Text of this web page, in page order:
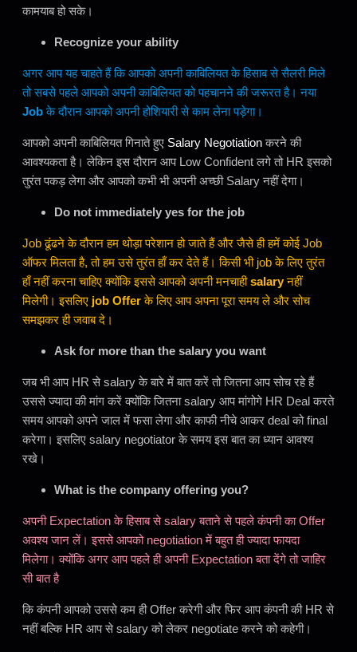
कामयाब हो सके।
Recognize your ability
अगर आप यह चाहते हैं कि आपको अपनी काबिलियत के हिसाब से सैलरी मिले
तो सबसे पहले आपको अपनी काबिलियत को पहचानने की जरूरत है। नया
Jobके दौरान आपको अपनी होशियारी से काम लेना पड़ेगा।
आपको अपनी काबिलियत गिनाते हुए Salary Negotiationकरने की
आवश्यकता है। लेकिन इस दौरान आप Low Confident लगे तो HR इसको
तुरंत पकड़ लेगा और आपको कभी भी अपनी अच्छी Salary नहीं देगा।
Do not immediately yes for the job
Job ढूंढने के दौरान हम थोड़ा परेशान हो जाते हैं और जैसे ही हमें कोई Job
ऑफर मिलता है, तो हम उसे तुरंत हाँ कर देते हैं। किसी भी job के लिए तुरंत
हाँ नहीं करना चाहिए क्योंकि इससे आपको अपनी मनचाहीsalaryनहीं
मिलेगी। इसलिए job Offerके लिए आप अपना पूरा समय ले और सोच
समझकर ही जवाब दे।
Ask for more than the salary you want
जब भी आप HR से salary के बारे में बात करें तो जितना आप सोच रहे हैं
उससे ज्यादा की मांग करें क्योंकि जितना salary आप मांगोगे HR Deal करते
समय आपको अपने जाल में फसा लेगा और काफी नीचे आकर deal को final
करेगा। इसलिए salary negotiator के समय इस बात का ध्यान आवश्य
रखे।
What is the company offering you?
अपनी Expectation के हिसाब से salary बताने से पहले कंपनी का Offer
अवश्य जान लें। इससे आपको negotiation में बहुत ही ज्यादा फायदा
मिलेगा। क्योंकि अगर आप पहले ही अपनी Expectation बता देंगे तो जाहिर
सी बात है
कि कंपनी आपको उससे कम ही Offer करेगी और फिर आप कंपनी की HR से
नहीं बल्कि HR आप से salary को लेकर negotiate करने को कहेगी।